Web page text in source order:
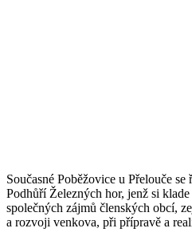
Současné Poběžovice u Přelouče
Podhůří Železných hor, jenž si
společných zájmů členských obcí,
a rozvoji venkova, při přípravě a